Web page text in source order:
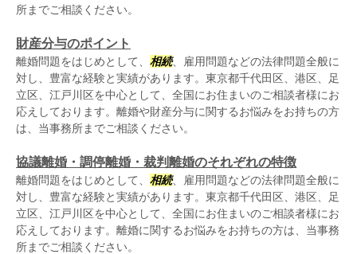
所までご相談ください。
財産分与のポイント
離婚問題をはじめとして、 相続、雇用問題などの法律問題全般に
対し、豊富な経験と実績があります。東京都千代田区、港区、足
立区、江戸川区を中心として、全国にお住まいのご相談者様にお
応えしております。離婚や財産分与に関するお悩みをお持ちの方
は、当事務所までご相談ください。
協議離婚・調停離婚・裁判離婚のそれぞれの特徴
離婚問題をはじめとして、 相続、雇用問題などの法律問題全般に
対し、豊富な経験と実績があります。東京都千代田区、港区、足
立区、江戸川区を中心として、全国にお住まいのご相談者様にお
応えしております。離婚に関するお悩みをお持ちの方は、当事務
所までご相談ください。